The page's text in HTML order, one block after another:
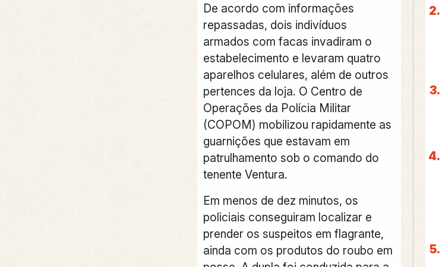
De acordo com informações
repassadas, dois indivíduos
armados com facas invadiram o
estabelecimento e levaram quatro
aparelhos celulares, além de outros
pertences da loja. O Centro de
Operações da Polícia Militar
(COPOM) mobilizou rapidamente as
guarnições que estavam em
patrulhamento sob o comando do
tenente Ventura.
Em menos de dez minutos, os
policiais conseguiram localizar e
prender os suspeitos em flagrante,
ainda com os produtos do roubo em